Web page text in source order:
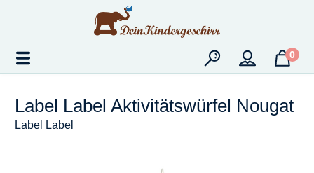
Zum Hauptinhalt springen
0
Label Label Aktivitätswürfel Nougat
Label Label